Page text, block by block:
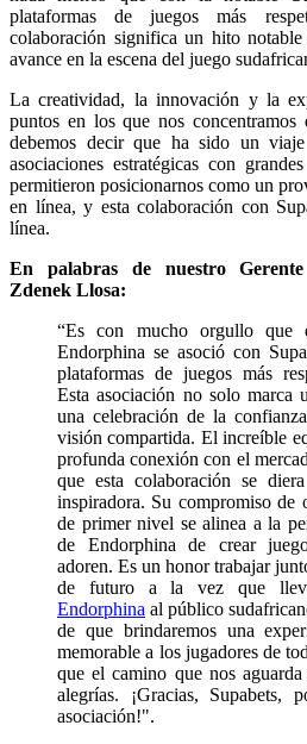
plataformas de juegos más
colaboración significa un hito
avance en la escena del juego
La creatividad, la innovación y la
puntos en los que nos concentramos
debemos decir que ha sido un
asociaciones estratégicas con
permitieron posicionarnos como un
en línea, y esta colaboración con
línea.
En palabras de nuestro
Zdenek Llosa:
“Es con mucho orgullo que
Endorphina se asoció con
plataformas de juegos más
Esta asociación no solo marca
una celebración de la
visión compartida. El increíble
profunda conexión con el
que esta colaboración se
inspiradora. Su compromiso de
de primer nivel se alinea a la
de Endorphina de crear
adoren. Es un honor trabajar
de futuro a la vez que
Endorphina al público
de que brindaremos una
memorable a los jugadores de
que el camino que nos
alegrías. ¡Gracias, Supabets,
asociación!".